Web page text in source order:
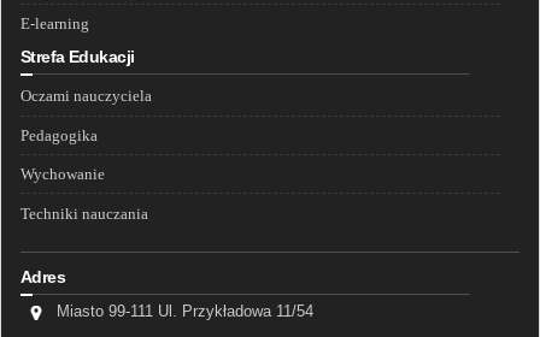
E-learning
Strefa Edukacji
Oczami nauczyciela
Pedagogika
Wychowanie
Techniki nauczania
Adres
Miasto 99-111 Ul. Przykładowa 11/54